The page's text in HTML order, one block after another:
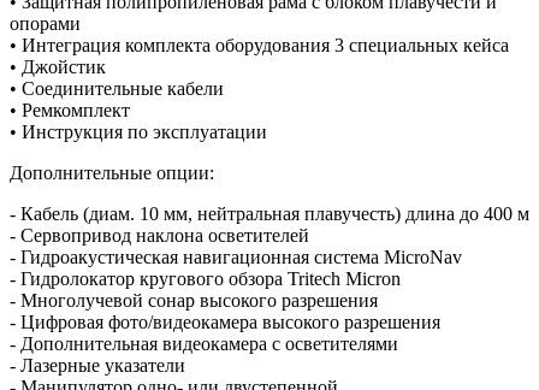
опорами
• Интеграция комплекта оборудования 3 специальных кейса
• Джойстик
• Соединительные кабели
• Ремкомплект
• Инструкция по эксплуатации
Дополнительные опции:
- Кабель (диам. 10 мм, нейтральная плавучесть) длина до 400 м
- Сервопривод наклона осветителей
- Гидроакустическая навигационная система MicroNav
- Гидролокатор кругового обзора Tritech Micron
- Многолучевой сонар высокого разрешения
- Цифровая фото/видеокамера высокого разрешения
- Дополнительная видеокамера с осветителями
- Лазерные указатели